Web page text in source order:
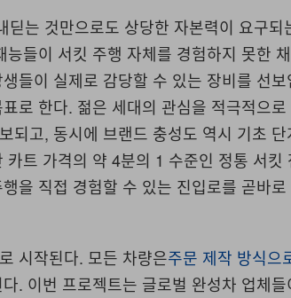
딛는 것만으로도 상당한 자본력이 요구되
들이 서킷 주행 자체를 경험하지 못한
들이 실제로 감당할 수 있는 장비를 선보
로 한다. 젊은 세대의 관심을 적극적으
되고, 동시에 브랜드 충성도 역시 기초 단
트 가격의 약 4분의 1 수준인 정통 서킷
을 직접 경험할 수 있는 진입로를 곧바
시작된다. 모든 차량은주문 제작 방식으
. 이번 프로젝트는 글로벌 완성차 업체